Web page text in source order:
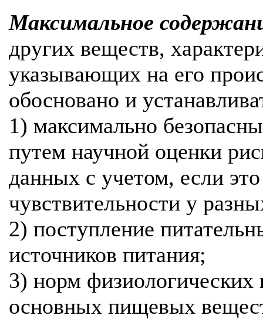
Максимальное
других веществ,
указывающих на его
обосновано и
1) максимально
путем научной оценки
данных с учетом, если
чувствительности у
2) поступление
источников питания;
3) норм физиологических
основных пищевых